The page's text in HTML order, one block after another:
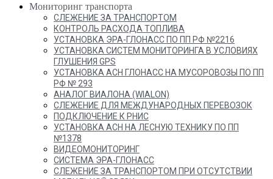
Мониторинг транспорта
СЛЕЖЕНИЕ ЗА ТРАНСПОРТОМ
КОНТРОЛЬ РАСХОДА ТОПЛИВА
УСТАНОВКА ЭРА-ГЛОНАСС ПО ПП РФ №2216
УСТАНОВКА СИСТЕМ МОНИТОРИНГА В УСЛОВИЯХ
ГЛУШЕНИЯ GPS
УСТАНОВКА АСН ГЛОНАСС НА МУСОРОВОЗЫ ПО ПП
РФ № 293
АНАЛОГ ВИАЛОНА (WIALON)
СЛЕЖЕНИЕ ДЛЯ МЕЖДУНАРОДНЫХ ПЕРЕВОЗОК
ПОДКЛЮЧЕНИЕ К РНИС
УСТАНОВКА АСН НА ЛЕСНУЮ ТЕХНИКУ ПО ПП
№1378
ВИДЕОМОНИТОРИНГ
СИСТЕМА ЭРА-ГЛОНАСС
СЛЕЖЕНИЕ ЗА ТРАНСПОРТОМ ПРИ ОТСУТСТВИИ